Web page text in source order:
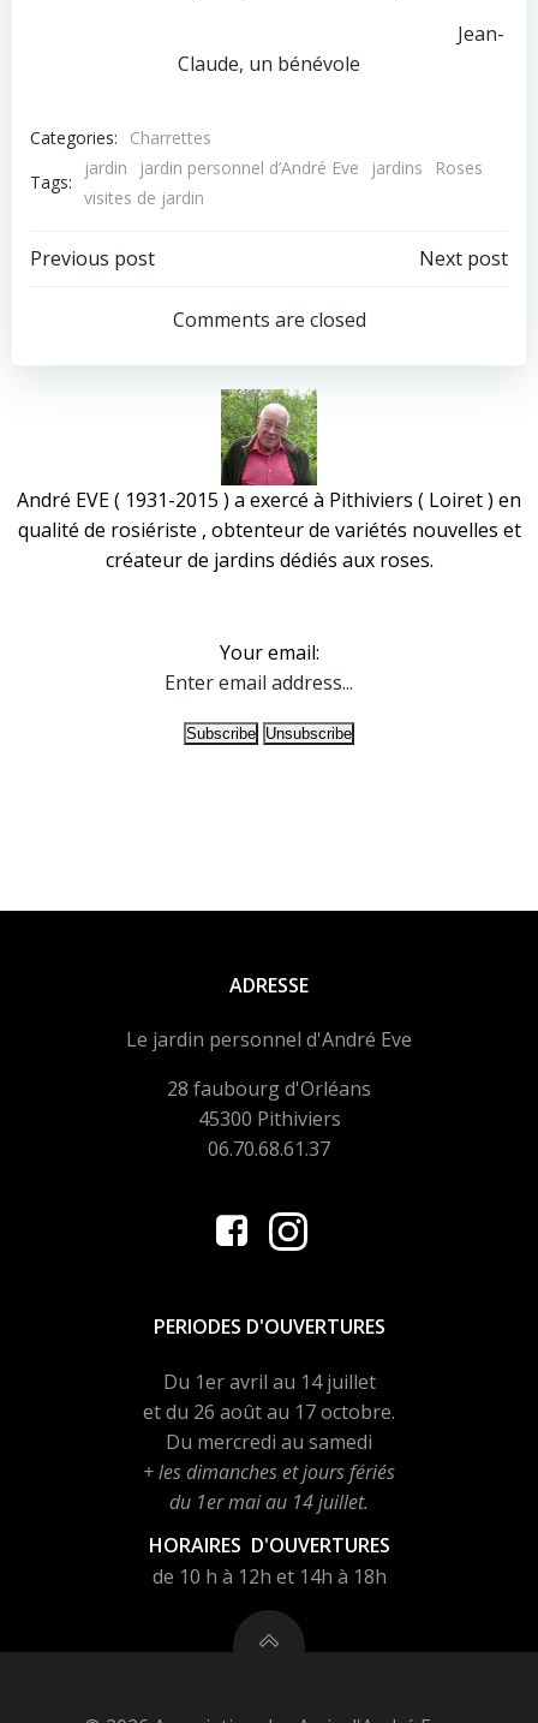
Jean-
Claude, un bénévole
Categories:
Charrettes
Tags:
jardin jardin personnel d’André Eve jardins
Roses
visites de jardin
Post
navigation
Previous post
navigation
Next post
Comments are closed
André EVE ( 1931-2015 ) a exercé à Pithiviers ( Loiret ) en
qualité de rosiériste , obtenteur de variétés nouvelles et
créateur de jardins dédiés aux roses.
Your email:
ADRESSE
Le jardin personnel d'André Eve
28 faubourg d'Orléans
45300 Pithiviers
06.70.68.61.37
PERIODES D'OUVERTURES
Du 1er avril au 14 juillet
et du 26 août au 17 octobre.
Du mercredi au samedi
+ les dimanches et jours fériés
du 1er mai au 14 juillet.
HORAIRES D'OUVERTURES
de 10 h à 12h et 14h à 18h